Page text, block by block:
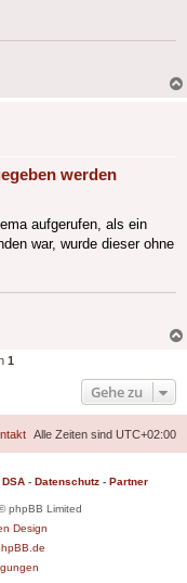
werden
aufgerufen, als ein
war, wurde dieser ohne
1
Gehe zu
Alle Zeiten sind UTC+02:00
- Datenschutz - Partner
phpBB Limited
Design